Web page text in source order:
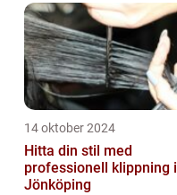
14 oktober 2024
Hitta din stil med
professionell klippning i
Jönköping